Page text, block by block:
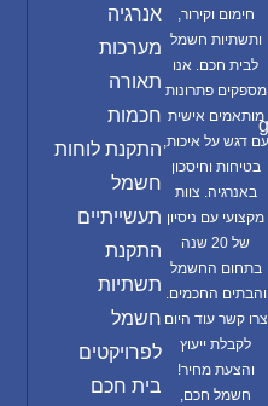
חימום וקירור,
ותשתיות חשמל
לבית חכם. אנו
מספקים פתרונות
מותאמים אישית
עם דגש על איכות,
בטיחות וחיסכון
באנרגיה. צוות
מקצועי עם ניסיון
של 20 שנה
בתחום החשמל
והבתים החכמים.
צרו קשר עוד היום
לקבלת ייעוץ
והצעת מחיר!
חשמל חכם,
אנרגיה
מערכות
תאורה
חכמות
התקנת לוחות
חשמל
תעשייתיים
התקנת
תשתיות
חשמל
לפרויקטים
בית חכם